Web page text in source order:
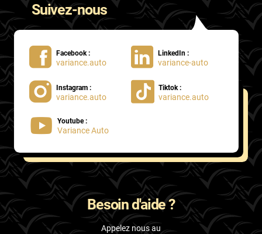
Suivez-nous
Facebook :
variance.auto
LinkedIn :
variance-auto
Instagram :
variance.auto
Tiktok :
variance.auto
Youtube :
Variance Auto
Besoin d'aide ?
Appelez nous au